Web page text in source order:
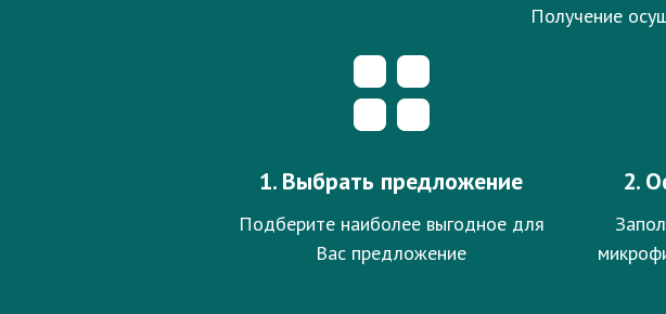
Получение
1. Выбрать предложение
Подберите наиболее выгодное для
Вас предложение
2.